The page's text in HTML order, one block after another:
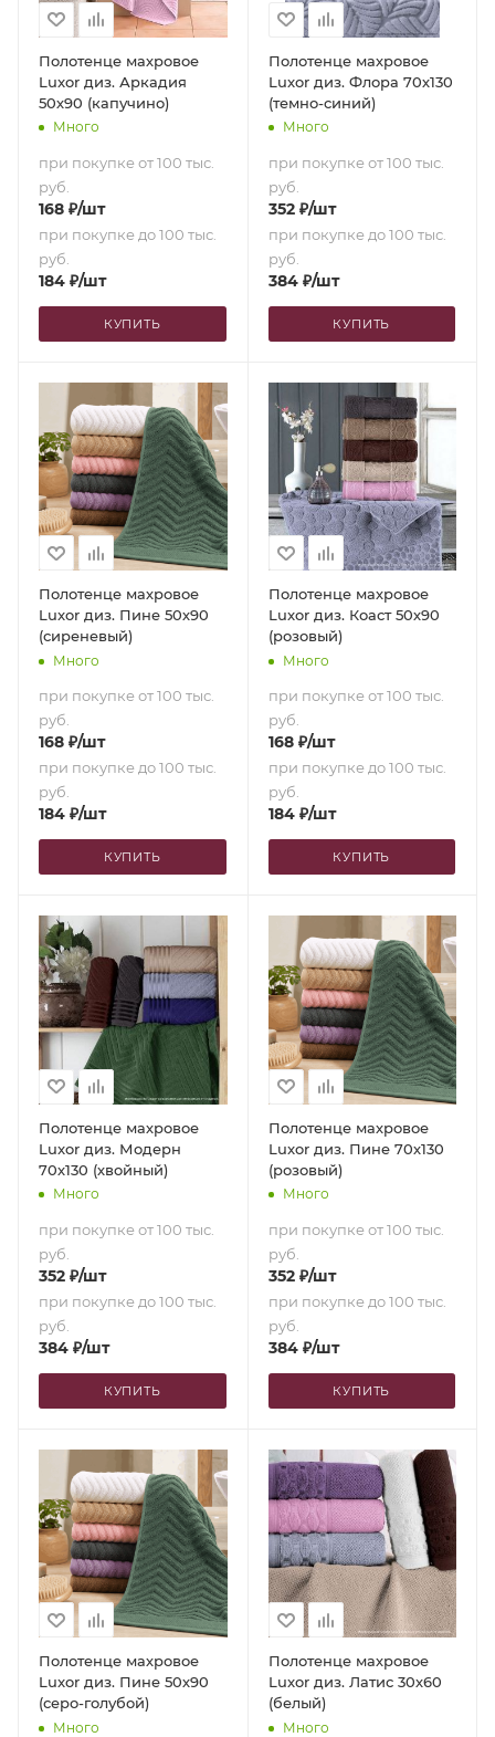
Полотенце махровое
Luxor диз. Аркадия
50х90 (капучино)
Много
при покупке от 100 тыс.
руб.
168 ₽/шт
при покупке до 100 тыс.
руб.
184 ₽/шт
КУПИТЬ
Полотенце махровое
Luxor диз. Флора 70х130
(темно-синий)
Много
при покупке от 100 тыс.
руб.
352₽/шт
при покупке до 100 тыс.
руб.
384₽/шт
КУПИТЬ
Полотенце махровое
Luxor диз. Пине 50х90
(сиреневый)
Много
при покупке от 100 тыс.
руб.
168 ₽/шт
при покупке до 100 тыс.
руб.
184 ₽/шт
КУПИТЬ
Полотенце махровое
Luxor диз. Коаст 50х90
(розовый)
Много
при покупке от 100 тыс.
руб.
168₽/шт
при покупке до 100 тыс.
руб.
184₽/шт
КУПИТЬ
Полотенце махровое
Luxor диз. Модерн
70х130 (хвойный)
Много
при покупке от 100 тыс.
руб.
352 ₽/шт
при покупке до 100 тыс.
руб.
384 ₽/шт
КУПИТЬ
Полотенце махровое
Luxor диз. Пине 70х130
(розовый)
Много
при покупке от 100 тыс.
руб.
352₽/шт
при покупке до 100 тыс.
руб.
384₽/шт
КУПИТЬ
Полотенце махровое
Luxor диз. Пине 50х90
(серо-голубой)
Много
Полотенце махровое
Luxor диз. Латис 30х60
(белый)
Много